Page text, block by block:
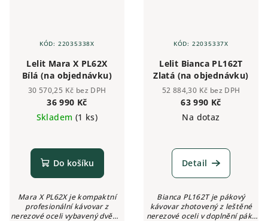
Lelit Mara X PL62X
Bílá (na objednávku)
30 570,25 Kč bez DPH
36 990 Kč
Skladem (1 ks)
Do košíku
Mara X PL62X je kompaktní
profesionální kávovar z
nerezové oceli vybavený dvěma
KÓD: 22035338X
Lelit Bianca PL162T
Zlatá (na objednávku)
52 884,30 Kč bez DPH
63 990 Kč
Na dotaz
Detail
Bianca PL162T je pákový
kávovar zhotovený z leštěné
nerezové oceli v doplnění páky
KÓD: 22035337X